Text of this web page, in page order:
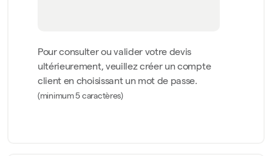
Pour consulter ou valider votre devis
ultérieurement, veuillez créer un compte
client en choisissant un mot de passe.
(minimum 5 caractères)